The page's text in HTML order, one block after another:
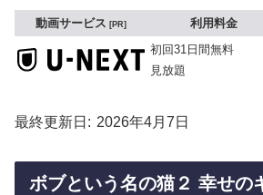
動画サービス PR 利用料金
初回31日間無料
見放題
最終更新日 2026年4月7日
ボブという名の猫２ 幸せの